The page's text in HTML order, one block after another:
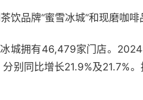
品牌“蜜雪冰城”和现磨咖啡
城拥有46,479家门店。
别同比增长21.9%及21.7%